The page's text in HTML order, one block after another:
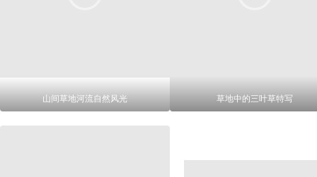
山间草地河流自然风光 草地中的三叶草特写